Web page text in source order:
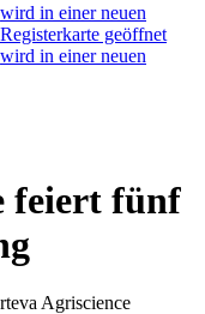
wird in einer neuen
geöffnet
wird in einer neuen
feiert fünf
Agriscience